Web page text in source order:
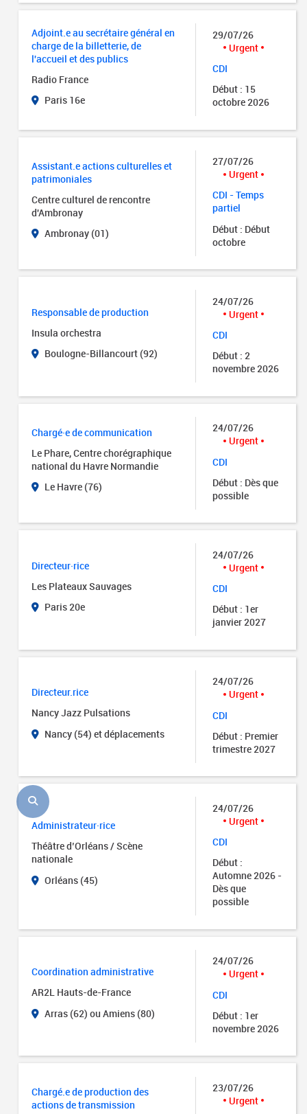
Adjoint.e au secrétaire général en
charge de la billetterie, de
l'accueil et des publics
Radio France
Paris 16e
29/07/26
Urgent
CDI
Début : 15
octobre 2026
Assistant.e actions culturelles et
patrimoniales
Centre culturel de rencontre
d'Ambronay
Ambronay (01)
27/07/26
Urgent
CDI - Temps
partiel
Début : Début
octobre
Responsable de production
Insula orchestra
Boulogne-Billancourt (92)
24/07/26
Urgent
CDI
Début : 2
novembre 2026
Chargé·e de communication
Le Phare, Centre chorégraphique
national du Havre Normandie
Le Havre (76)
24/07/26
Urgent
CDI
Début : Dès que
possible
Directeur·rice
Les Plateaux Sauvages
Paris 20e
24/07/26
Urgent
CDI
Début : 1er
janvier 2027
Directeur.rice
Nancy Jazz Pulsations
Nancy (54) et déplacements
24/07/26
Urgent
CDI
Début : Premier
trimestre 2027
Administrateur·rice
Théâtre d’Orléans / Scène
nationale
Orléans (45)
24/07/26
Urgent
CDI
Début :
Automne 2026 -
Dès que
possible
Coordination administrative
AR2L Hauts-de-France
Arras (62) ou Amiens (80)
24/07/26
Urgent
CDI
Début : 1er
novembre 2026
Chargé.e de production des
actions de transmission
23/07/26
Urgent